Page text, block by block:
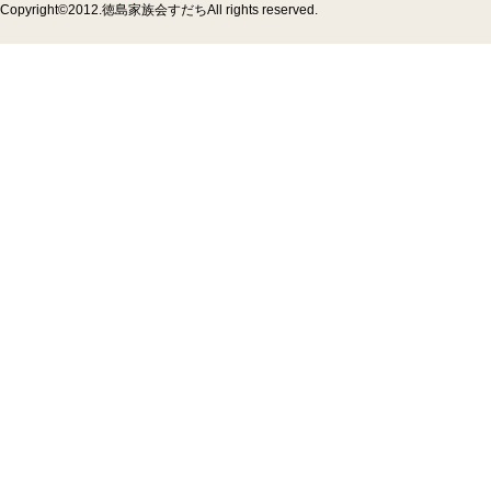
Copyright©2012.徳島家族会すだちAll rights reserved.